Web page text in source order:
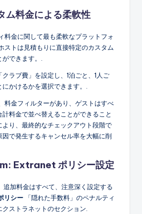
ム料金による柔軟性
料金に関して最も柔軟なプラットフォ
ストは見積もりに直接特定のカスタム
できます。.
クラブ費」を設定し、1泊ごと、1人ご
かけるかを選択できます。.
料金フィルターがあり、ゲストはすべ
料金で並べ替えることができること
り、最終的なチェックアウト段階で
で発生するキャンセル率を大幅に削
Extranet ポリシー設定
加料金はすべて、注意深く設定する
リシー 「隠れた手数料」のペナルティ
ストラネットのセクション.